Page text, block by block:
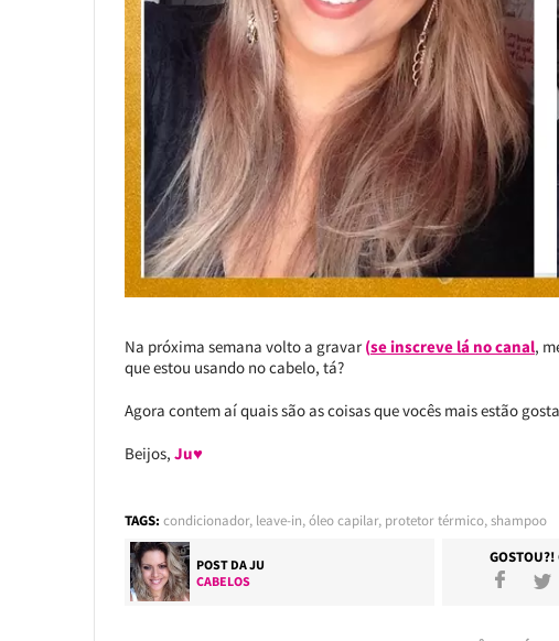
Na próxima semana volto a gravar (se inscreve lá no canal,
que estou usando no cabelo, tá?
Agora contem aí quais são as coisas que vocês mais estão
Beijos, Ju♥
TAGS: condicionador, leave-in,óleo capilar, protetor térmico,shampoo
POST DAJU
CABELOS